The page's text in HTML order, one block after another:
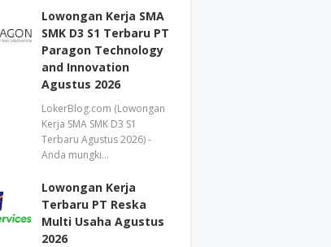
Lowongan Kerja SMA
SMK D3 S1 Terbaru PT
Paragon Technology
and Innovation
Agustus 2026
LokerBlog.com (Lowongan
Kerja SMA SMK D3 S1
Terbaru Agustus 2026) -
Anda mungki…
Lowongan Kerja
Terbaru PT Reska
Multi Usaha Agustus
2026